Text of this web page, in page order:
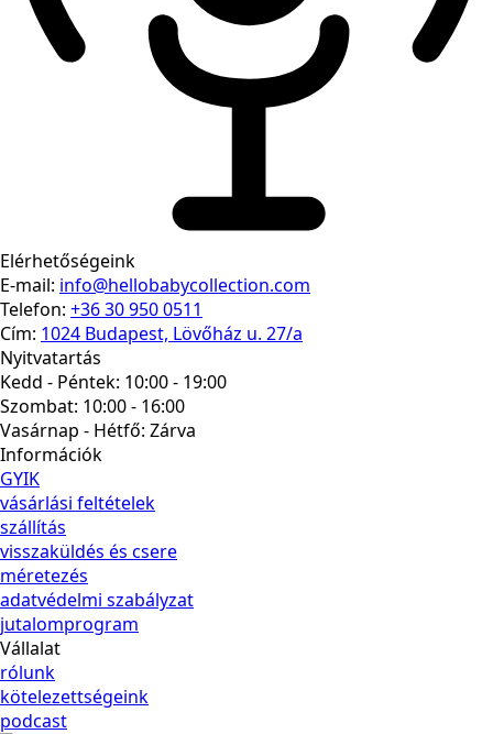
Elérhetőségeink
E-mail: info@hellobabycollection.com
Telefon: +36 30 950 0511
Cím: 1024 Budapest, Lövőház u. 27/a
Nyitvatartás
Kedd - Péntek: 10:00 - 19:00
Szombat: 10:00 - 16:00
Vasárnap - Hétfő: Zárva
Információk
GYIK
vásárlási feltételek
szállítás
visszaküldés és csere
méretezés
adatvédelmi szabályzat
jutalomprogram
Vállalat
rólunk
kötelezettségeink
podcast